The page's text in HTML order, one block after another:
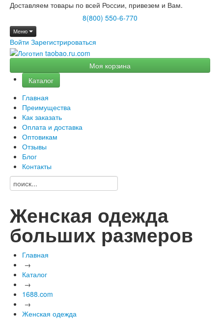
Доставляем товары по всей России, привезем и Вам.
8(800) 550-6-770
Меню
Войти Зарегистрироваться
Моя корзина
Каталог
Главная
Преимущества
Как заказать
Оплата и доставка
Оптовикам
Отзывы
Блог
Контакты
Женская одежда
больших размеров
Главная
→
Каталог
→
1688.com
→
Женская одежда